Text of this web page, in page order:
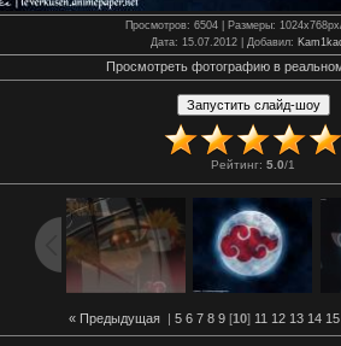
Просмотров: 6504 | Размеры:
Дата: 15.07.2012 | Добавил:
Просмотреть фотографию в
Рейтинг: 5.0/1
« Предыдущая| 5 6 7 8 9[10] 11 12 13 14 15